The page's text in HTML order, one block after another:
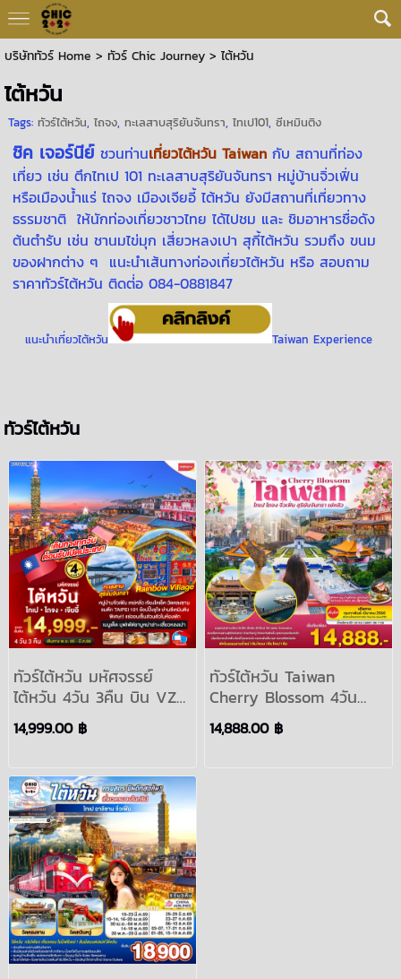
บริษัททัวร์ Home > ทัวร์ Chic Journey> ไต้หวัน
ไต้หวัน
Tags: ทัวร์ไต้หวัน, ไถจง, ทะเลสาบสุริยันจันทรา, ไทเป101, ซีเหมินติง
ชิค เจอร์นีย์ ชวนท่านเที่ยวไต้หวัน Taiwan กับ สถานที่ท่อง
เที่ยว เช่น ตึกไทเป 101 ทะเลสาบสุริยันจันทรา หมู่บ้านจิ่วเฟิ่น
หรือเมืองน้ำแร่ ไถจง เมืองเจียอี้ ไต้หวัน ยังมีสถานที่เที่ยวทาง
ธรรมชาติ ให้นักท่องเที่ยวชาวไทย ได้ไปชม และ ชิมอาหารชื่อดัง
ต้นตำรับ เช่น ชานมไข่มุก เสี่ยวหลงเปา สุกี้ไต้หวัน รวมถึง ขนม
ของฝากต่าง ๆ แนะนำเส้นทางท่องเที่ยวไต้หวัน หรือ สอบถาม
ราคาทัวร์ไต้หวัน ติดต่่อ 084-0881847
แนะนำเที่ยวไต้หวัน Taiwan Experience
ทัวร์ไต้หวัน
ทัวร์ไต้หวัน มหัศจรรย์
ไต้หวัน 4วัน 3คืน บิน VZ
เดินทาง พ.ย.2565 -
มี.ค.2566
14,999.00 ฿
ทัวร์ไต้หวัน Taiwan
Cherry Blossom 4วัน
3คืน บิน FD เดินทาง ก.พ.-
มี.ค.2566 :TAIWAN
14,888.00 ฿